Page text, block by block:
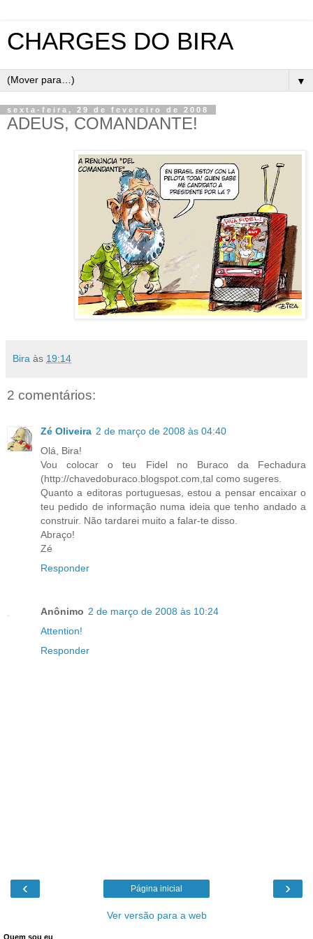
CHARGES DO BIRA
▼
sexta-feira, 29 de fevereiro de 2008
ADEUS, COMANDANTE!
Bira às 19:14
2 comentários:
Zé Oliveira 2 de março de 2008 às 04:40
Olá, Bira!
Vou colocar o teu Fidel no Buraco da Fechadura
(http://chavedoburaco.blogspot.com,tal como sugeres.
Quanto a editoras portuguesas, estou a pensar encaixar o
teu pedido de informação numa ideia que tenho andado a
construir. Não tardarei muito a falar-te disso.
Abraço!
Zé
Responder
Anônimo 2 de março de 2008 às 10:24
Attention!
Responder
‹ ›
Página inicial
Ver versão para a web
Quem sou eu